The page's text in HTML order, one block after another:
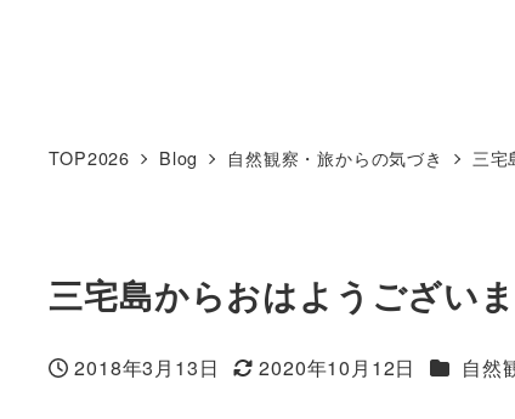
TOP2026 Blog 自然観察・旅からの気づき 三宅
三宅島からおはようございま
投稿日
2018年3月13日
更新日
2020年10月12日 カテゴ
自然